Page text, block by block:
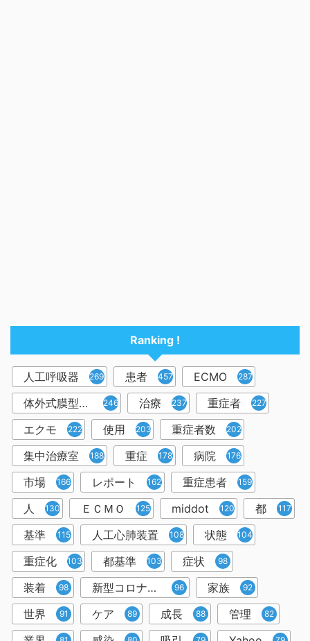
Ranking !
人工呼吸器 2698 患者 457 ECMO 287
体外式膜型人工肺 246 治療 237 重症者 227
エクモ 222 使用 203 重症者数 202
集中治療室 188 重症 178 病院 176
市場 166 レポート 162 重症患者 159
人 130 ＥＣＭＯ 125 middot 120 都 117
基準 115 人工心肺装置 108 状態 104
重症化 103 都基準 103 症状 98
装着 98 新型コロナウイルス 96 家族 92
世界 91 ケア 89 成長 88 管理 82